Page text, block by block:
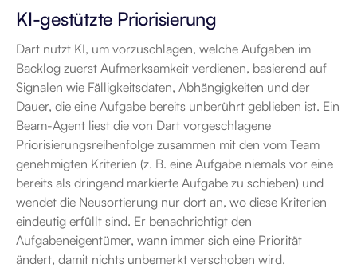
KI-gestützte Priorisierung
Dart nutzt KI, um vorzuschlagen, welche Aufgaben im
Backlog zuerst Aufmerksamkeit verdienen, basierend auf
Signalen wie Fälligkeitsdaten, Abhängigkeiten und der
Dauer, die eine Aufgabe bereits unberührt geblieben ist. Ein
Beam-Agent liest die von Dart vorgeschlagene
Priorisierungsreihenfolge zusammen mit den vom Team
genehmigten Kriterien (z. B. eine Aufgabe niemals vor eine
bereits als dringend markierte Aufgabe zu schieben) und
wendet die Neusortierung nur dort an, wo diese Kriterien
eindeutig erfüllt sind. Er benachrichtigt den
Aufgabeneigentümer, wann immer sich eine Priorität
ändert, damit nichts unbemerkt verschoben wird.